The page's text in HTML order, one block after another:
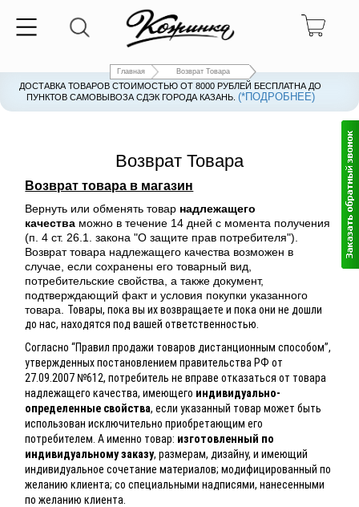
Главная Возврат Товара
ДОСТАВКА ТОВАРОВ СТОИМОСТЬЮ ОТ 8000 РУБЛЕЙ БЕСПЛАТНА ДО
ПУНКТОВ САМОВЫВОЗА СДЭК ГОРОДА КАЗАНЬ. (*ПОДРОБНЕЕ)
Возврат Товара
Возврат товара в магазин
Вернуть или обменять товар надлежащего
качества можно в течение 14 дней с момента получения
(п. 4 ст. 26.1. закона "О защите прав потребителя").
Возврат товара надлежащего качества возможен в
случае, если сохранены его товарный вид,
потребительские свойства, а также документ,
подтверждающий факт и условия покупки указанного
товара. Товары, пока вы их возвращаете и пока они не дошли
до нас, находятся под вашей ответственностью.
Согласно “Правил продажи товаров дистанционным способом”,
утвержденных постановлением правительства РФ от
27.09.2007 №612, потребитель не вправе отказаться от товара
надлежащего качества, имеющего индивидуально-
определенные свойства, если указанный товар может быть
использован исключительно приобретающим его
потребителем. А именно товар: изготовленный по
индивидуальному заказу, размерам, дизайну, и имеющий
индивидуальное сочетание материалов; модифицированный по
желанию клиента; со специальными надписями, нанесенными
по желанию клиента.